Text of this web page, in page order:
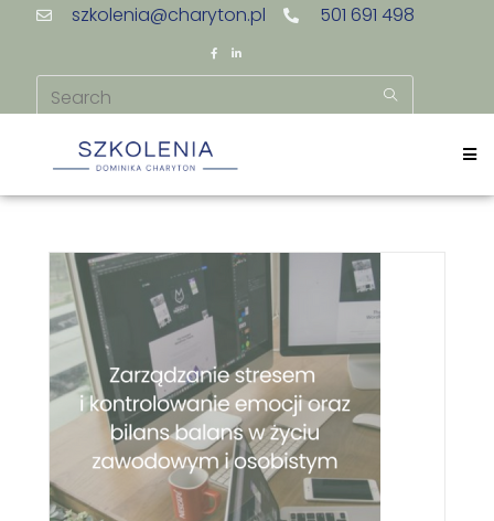
szkolenia@charyton.pl 501 691 498